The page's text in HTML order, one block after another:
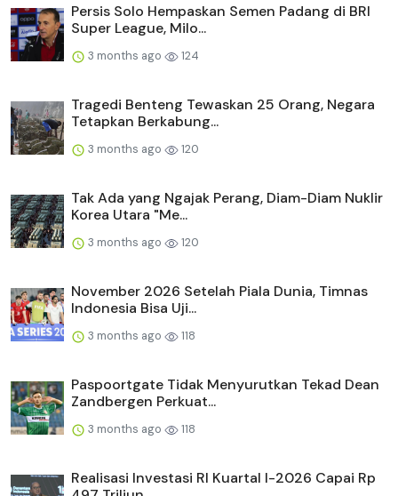
Persis Solo Hempaskan Semen Padang di BRI
Super League, Milo...
3 months ago 124
Tragedi Benteng Tewaskan 25 Orang, Negara
Tetapkan Berkabung...
3 months ago 120
Tak Ada yang Ngajak Perang, Diam-Diam Nuklir
Korea Utara "Me...
3 months ago 120
November 2026 Setelah Piala Dunia, Timnas
Indonesia Bisa Uji...
3 months ago 118
Paspoortgate Tidak Menyurutkan Tekad Dean
Zandbergen Perkuat...
3 months ago 118
Realisasi Investasi RI Kuartal I-2026 Capai Rp